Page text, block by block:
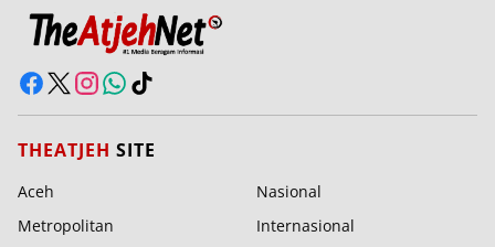
THEATJEH SITE
Aceh
Nasional
Metropolitan
Internasional